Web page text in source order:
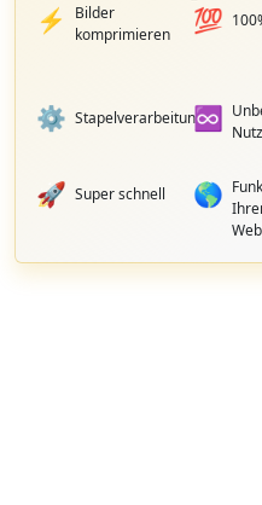
⚡
Bilder
komprimieren
💯
⚙️ Stapelverarbeitung♾️
🚀 Super schnell 🌎